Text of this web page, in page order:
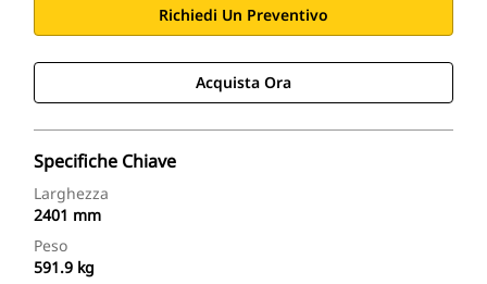
Richiedi Un Preventivo
Acquista Ora
Specifiche Chiave
Larghezza
2401 mm
Peso
591.9 kg